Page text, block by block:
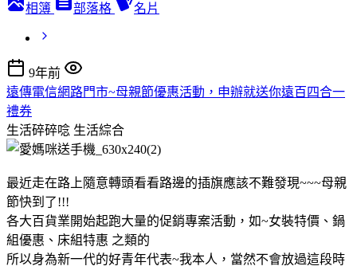
相簿 部落格 名片
9年前
遠傳電信網路門市~母親節優惠活動，申辦就送你遠百四合一
禮券
生活碎碎唸 生活綜合
最近走在路上隨意轉頭看看路邊的插旗應該不難發現~~~母親
節快到了!!!
各大百貨業開始起跑大量的促銷專案活動，如~女裝特價、鍋
組優惠、床組特惠 之類的
所以身為新一代的好青年代表~我本人，當然不會放過這段時